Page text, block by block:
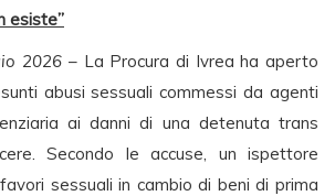
esiste”
2026 – La Procura di Ivrea ha aperto
abusi sessuali commessi da agenti
ai danni di una detenuta trans
Secondo le accuse, un ispettore
sessuali in cambio di beni di prima